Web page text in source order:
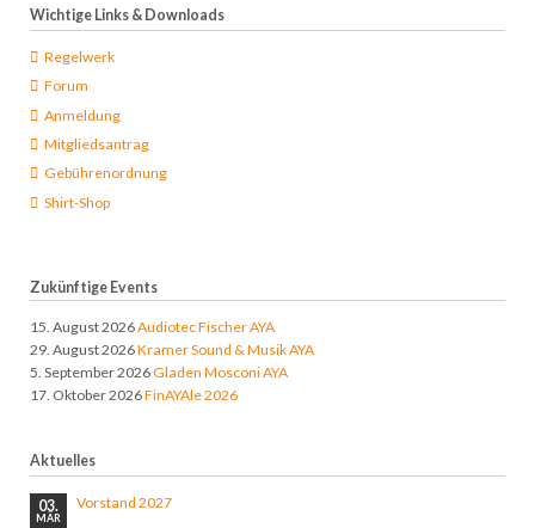
Wichtige Links & Downloads
Regelwerk
Forum
Anmeldung
Mitgliedsantrag
Gebührenordnung
Shirt-Shop
Zukünftige Events
15. August 2026Audiotec Fischer AYA
29. August 2026Kramer Sound & Musik AYA
5. September 2026Gladen Mosconi AYA
17. Oktober 2026FinAYAle 2026
Aktuelles
03.
MÄR
Vorstand 2027